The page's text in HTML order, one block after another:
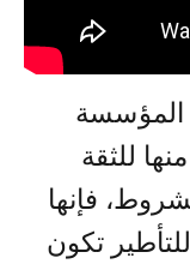
المؤسسة
للثقة
فإنها
تكون